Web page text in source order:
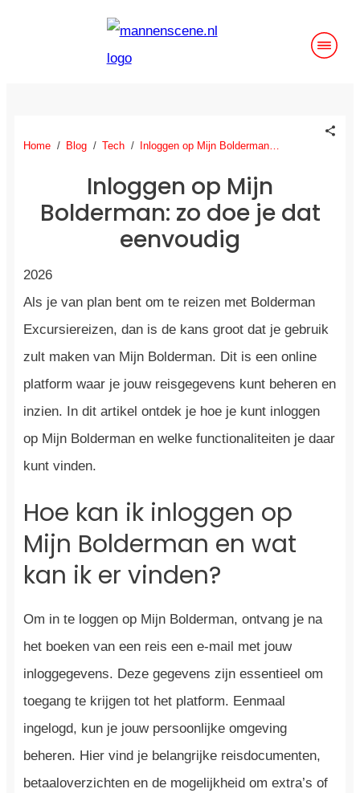
Home / Blog / Tech / Inloggen op Mijn Bolderman: zo doe je dat eenvoudig
Inloggen op Mijn
Bolderman: zo doe je dat
eenvoudig
2026
Als je van plan bent om te reizen met Bolderman
Excursiereizen, dan is de kans groot dat je gebruik
zult maken van Mijn Bolderman. Dit is een online
platform waar je jouw reisgegevens kunt beheren en
inzien. In dit artikel ontdek je hoe je kunt inloggen
op Mijn Bolderman en welke functionaliteiten je daar
kunt vinden.
Hoe kan ik inloggen op
Mijn Bolderman en wat
kan ik er vinden?
Om in te loggen op Mijn Bolderman, ontvang je na
het boeken van een reis een e-mail met jouw
inloggegevens. Deze gegevens zijn essentieel om
toegang te krijgen tot het platform. Eenmaal
ingelogd, kun je jouw persoonlijke omgeving
beheren. Hier vind je belangrijke reisdocumenten,
betaaloverzichten en de mogelijkheid om extra’s of